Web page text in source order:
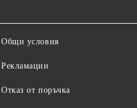
Общи условия
Рекламации
Отказ от поръчка